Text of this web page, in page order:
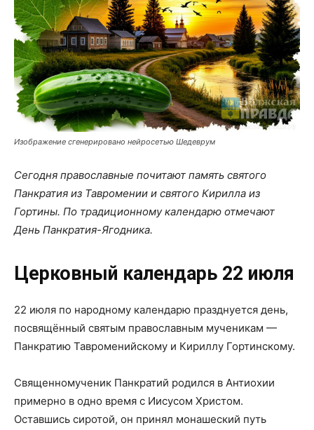
Изображение сгенерировано нейросетью Шедеврум
Сегодня православные почитают память святого
Панкратия из Тавромении и святого Кирилла из
Гортины. По традиционному календарю отмечают
День Панкратия-Ягодника.
Церковный календарь 22 июля
22 июля по народному календарю празднуется день,
посвящённый святым православным мученикам —
Панкратию Тавроменийскому и Кириллу Гортинскому.
Священномученик Панкратий родился в Антиохии
примерно в одно время с Иисусом Христом.
Оставшись сиротой, он принял монашеский путь